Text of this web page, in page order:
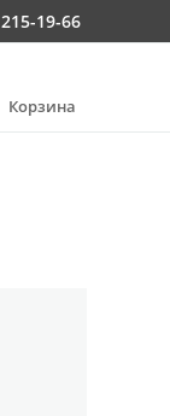
19-66
Корзина